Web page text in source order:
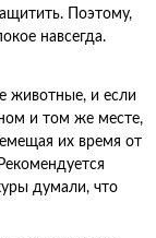
Поэтому,
навсегда.
животные, и если
и том же месте,
их время от
думали, что